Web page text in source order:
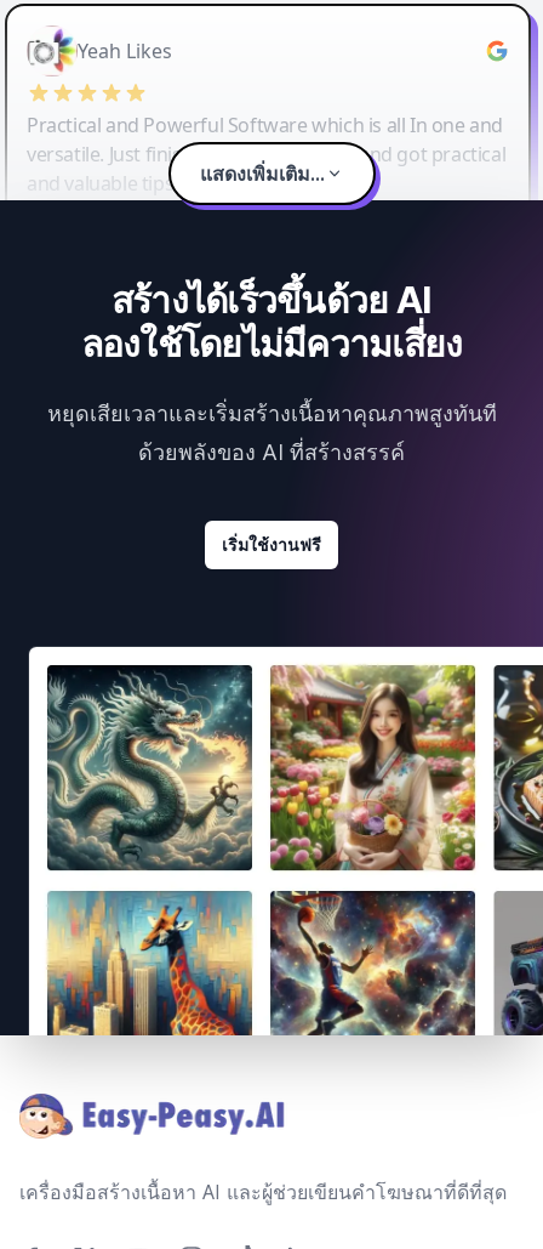
Yeah Likes
Practical and Powerful Software which is all In one and
versatile. Just finished their workshop and got practical
and valuable tips and tricks.
แสดงเพิ่มเติม...
สร้างได้เร็วขึ้นด้วย AI
ลองใช้โดยไม่มีความเสี่ยง
หยุดเสียเวลาและเริ่มสร้างเนื้อหาคุณภาพสูงทันที
ด้วยพลังของ AI ที่สร้างสรรค์
เริ่มใช้งานฟรี
เครื่องมือสร้างเนื้อหา AI และผู้ช่วยเขียนคำโฆษณาที่ดีที่สุด